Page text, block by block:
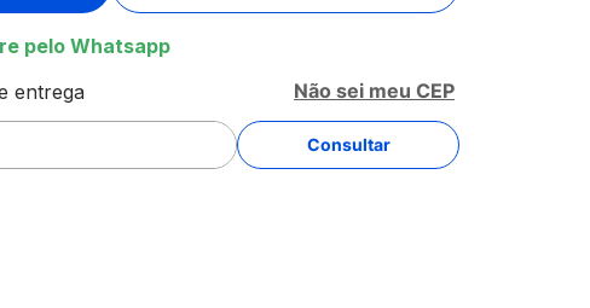
pelo Whatsapp
Não sei meu CEP